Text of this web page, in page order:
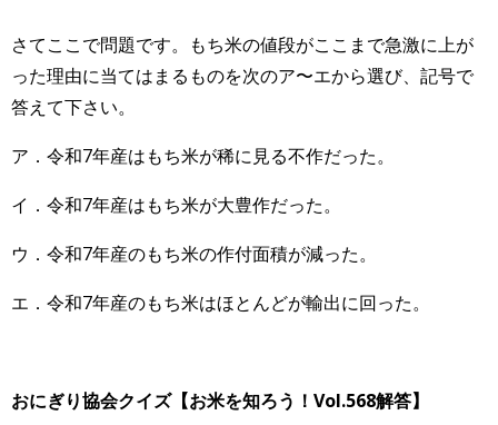
さてここで問題です。もち米の値段がここまで急激に上が
った理由に当てはまるものを次のア〜エから選び、記号で
答えて下さい。
ア．令和7年産はもち米が稀に見る不作だった。
イ．令和7年産はもち米が大豊作だった。
ウ．令和7年産のもち米の作付面積が減った。
エ．令和7年産のもち米はほとんどが輸出に回った。
おにぎり協会クイズ【お米を知ろう！Vol.568解答】